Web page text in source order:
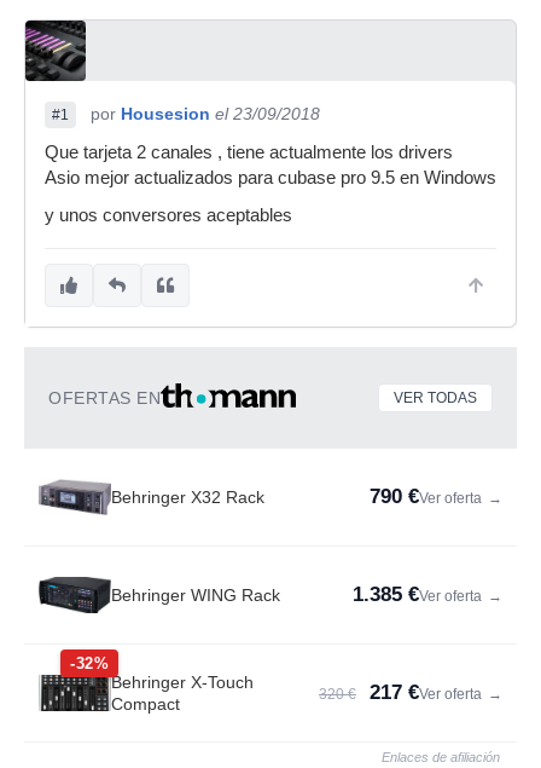
#1 por Housesion el 23/09/2018
Que tarjeta 2 canales , tiene actualmente los drivers
Asio mejor actualizados para cubase pro 9.5 en Windows
y unos conversores aceptables
OFERTAS EN VER TODAS
Behringer X32 Rack 790 €Ver oferta →
Behringer WING Rack 1.385 €Ver oferta →
-32%
Behringer X-Touch
Compact
320 € 217 €Ver oferta →
Enlaces de afiliación